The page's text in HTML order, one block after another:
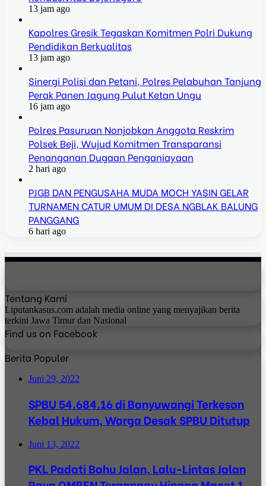
13 jam ago
Kapolres Gresik Tegaskan Komitmen Polri Dukung
Pendidikan Berkualitas
13 jam ago
Sinergi Polisi dan Petani, Polres Pelabuhan Tanjung
Perak Panen Jagung Pulut Ketan Ungu
16 jam ago
Polres Pasuruan Nonjobkan Anggota Reskrim
Polsek Beji, Wujud Komitmen Transparansi
Penanganan Dugaan Penganiayaan
2 hari ago
PJGB DAN PENGUSAHA MUDA MOCH YASIN GELAR
TURNAMEN CATUR UMUM DI DESA NGBLAK BALUNG
PANGGANG
6 hari ago
Tentang Kami
Liputankasus.com adalah media online yang menyajikan berita
terkini Jawa Timur dan Nasional
Find us on Facebook
Berita Populer
Juni 29, 2022
SPBU 54.684.16 di Banyuwangi Terkesan
Kebal Hukum, Warga Desak SPBU Ditutup
Juni 13, 2022
PKL Padati Bahu Jalan, Lalu-Lintas Jalan